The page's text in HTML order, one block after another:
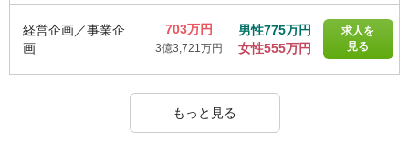
経営企画／事業企
画
703万円
3億3,721万円
男性775万円
女性555万円
求人を
見る
もっと見る